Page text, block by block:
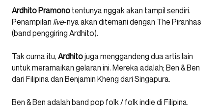
Ardhito Pramono tentunya nggak akan tampil sendiri.
Penampilan live-nya akan ditemani dengan The Piranhas
(band penggiring Ardhito).
Tak cuma itu, Ardhitojuga menggandeng dua artis lain
untuk meramaikan gelaran ini. Mereka adalah; Ben & Ben
dari Filipina dan Benjamin Kheng dari Singapura.
Ben & Ben adalah band pop folk / folk indie di Filipina.